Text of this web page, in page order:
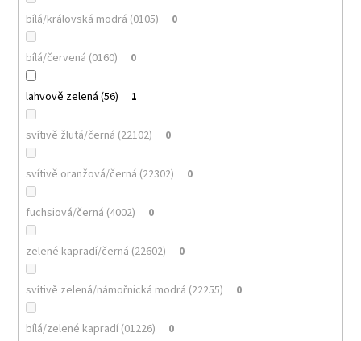
bílá/královská modrá (0105) 0
bílá/červená (0160) 0
lahvově zelená (56) 1
svítivě žlutá/černá (22102) 0
svítivě oranžová/černá (22302) 0
fuchsiová/černá (4002) 0
zelené kapradí/černá (22602) 0
svítivě zelená/námořnická modrá (22255) 0
bílá/zelené kapradí (01226) 0